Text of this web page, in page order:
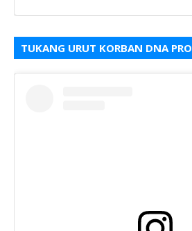
TUKANG URUT KORBAN DNA PRO